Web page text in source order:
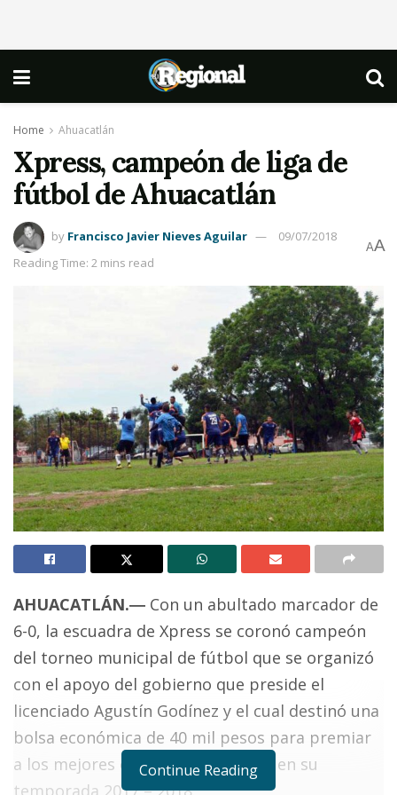
Home Ahuacatlán
Xpress, campeón de liga de
fútbol de Ahuacatlán
by Francisco Javier Nieves Aguilar
09/07/2018
Reading Time: 2 mins read
AA
AHUACATLÁN.― Con un abultado marcador de
6-0, la escuadra de Xpress se coronó campeón
del torneo municipal de fútbol que se organizó
con el apoyo del gobierno que preside el
licenciado Agustín Godínez y el cual destinó una
bolsa económica de 40 mil pesos para premiar
a los mejores equipos de esta liga en su
temporada 2017 – 2018.
Continue Reading